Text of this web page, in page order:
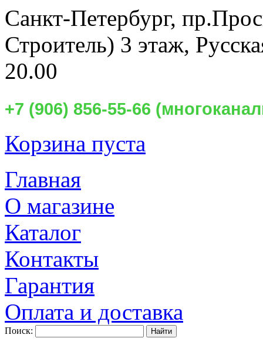
Санкт-Петербург,
Строитель) 3 этаж,
20.00
+7 (906) 856-55-66
Корзина пуста
Главная
О магазине
Каталог
Контакты
Гарантия
Оплата и доставка
Поиск: